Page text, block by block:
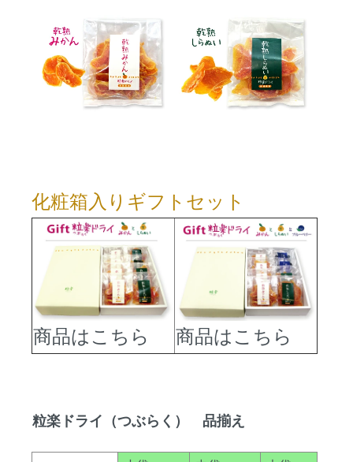
化粧箱入りギフトセット
商品はこちら 商品はこちら
粒楽ドライ（つぶらく） 品揃え